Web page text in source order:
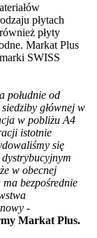
płytach
płyty
Markat Plus
SWISS
południe od
głównej w
w pobliżu A4
istotnie
się
w obecnej
bezpośrednie
-
Markat Plus.